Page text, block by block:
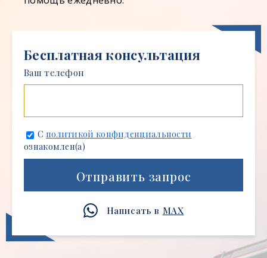
Бесплатная консультация
Ваш телефон
С политикой конфиденциальности
ознакомлен(а)
Отправить запрос
Написать в MAX